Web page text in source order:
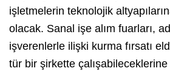
işletmelerin teknolojik
olacak. Sanal işe alım fuarları,
işverenlerle ilişki kurma fırsatı
tür bir şirkette